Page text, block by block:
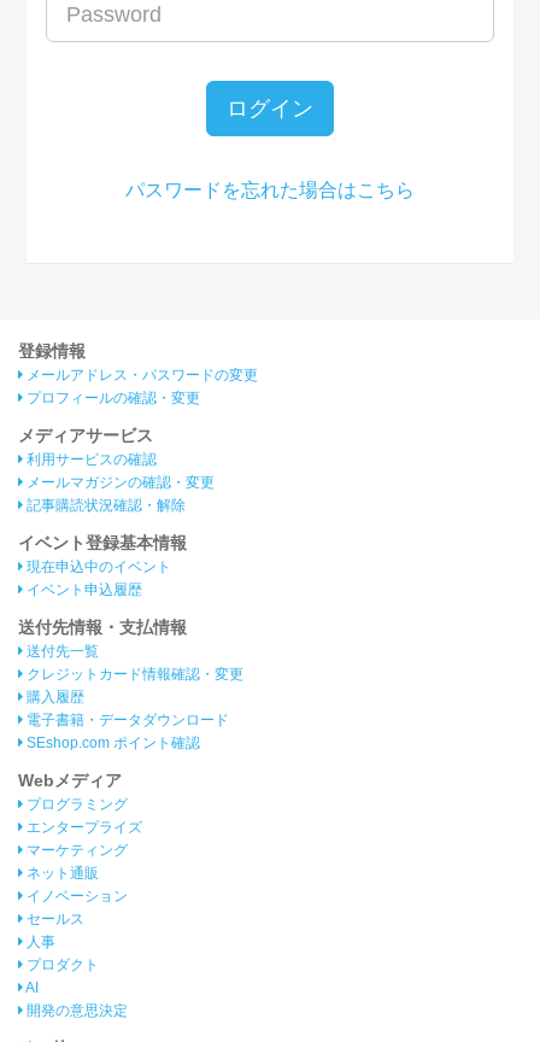
ログイン
パスワードを忘れた場合はこちら
登録情報
メールアドレス・パスワードの変更
プロフィールの確認・変更
メディアサービス
利用サービスの確認
メールマガジンの確認・変更
記事購読状況確認・解除
イベント登録基本情報
現在申込中のイベント
イベント申込履歴
送付先情報・支払情報
送付先一覧
クレジットカード情報確認・変更
購入履歴
電子書籍・データダウンロード
SEshop.com ポイント確認
Webメディア
プログラミング
エンタープライズ
マーケティング
ネット通販
イノベーション
セールス
人事
プロダクト
AI
開発の意思決定